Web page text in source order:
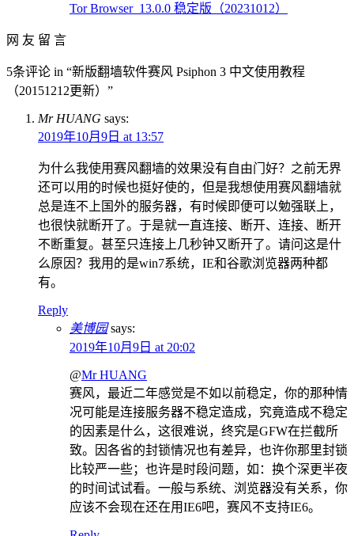
Tor Browser_13.0.0 稳定版（20231012）
网 友 留 言
5条评论 in “新版翻墙软件赛风 Psiphon 3 中文使用教程
（20151212更新）”
Mr HUANG says:
2019年10月9日 at 13:57
为什么我使用赛风翻墙的效果没有自由门好？之前无界
还可以用的时候也挺好使的，但是我想使用赛风翻墙就
总是连不上国外的服务器，有时候即便可以勉强联上，
也很快就断开了。于是就一直连接、断开、连接、断开
不断重复。甚至只连接上几秒钟又断开了。请问这是什
么原因？我用的是win7系统，IE和谷歌浏览器两种都
有。
Reply
美博园 says:
2019年10月9日 at 20:02
@Mr HUANG
赛风，最近二年感觉是不如以前稳定，你的那种情
况可能是连接服务器不稳定造成，究竟造成不稳定
的因素是什么，这很难说，终究是GFW在拦截所
致。因各省的封锁情况也有差异，也许你那里封锁
比较严一些；也许是时段问题，如：换个深更半夜
的时间试试看。一般与系统、浏览器没有关系，你
应该不会现在还在用IE6吧，赛风不支持IE6。